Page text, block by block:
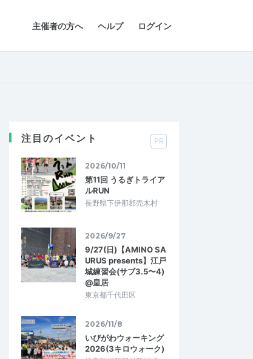
主催者の方へ ヘルプ ログイン
注目のイベント PR
2026/10/11
第11回 うるぎトライア
ルRUN
長野県下伊那郡売木村
2026/9/27
9/27(日)【AMINO SA
URUS presents】江戸
城練習会(サブ3.5〜4)
@皇居
東京都千代田区
2026/11/8
いびがわウォーキング
2026(3キロウォーク)